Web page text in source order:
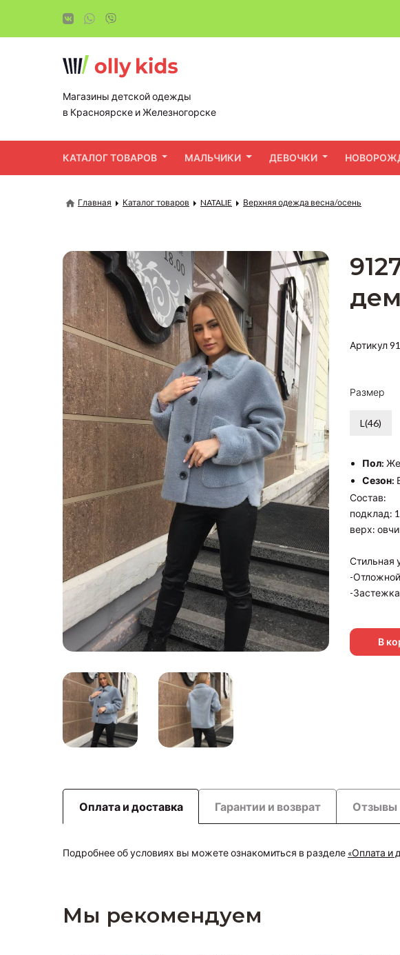
Магазины детской одежды
в Красноярске и Железногорске
КАТАЛОГ ТОВАРОВ МАЛЬЧИКИ ДЕВОЧКИ
Главная Каталог товаров NATALIE Верхняя одежда весна/осень
Артикул
Размер
L(46)
Пол:
Сезон:
Состав:
подклад:
верх:
Стильная
-
-
В
Оплата и доставка Гарантии и возврат Отзывы
Подробнее об условиях вы можете ознакомиться в разделе «Оплата и
Мы рекомендуем